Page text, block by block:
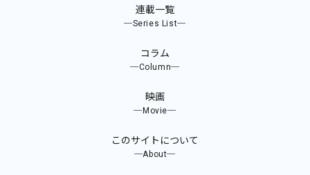
連載一覧
─Series List─
コラム
─Column─
映画
─Movie─
このサイトについて
─About─